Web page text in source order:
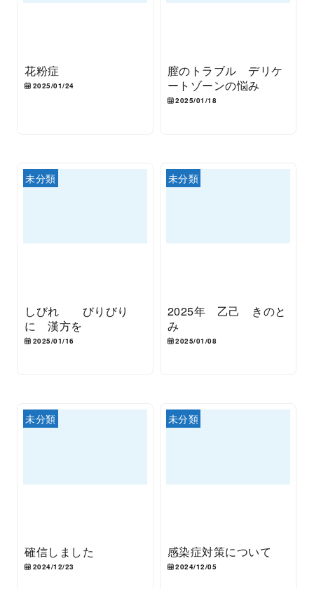
花粉症
2025/01/24
膣のトラブル デリケ
ートゾーンの悩み
2025/01/18
未分類
しびれ びりびり
に 漢方を
2025/01/16
未分類
2025年 乙己 きのと
み
2025/01/08
未分類
確信しました
2024/12/23
未分類
感染症対策について
2024/12/05